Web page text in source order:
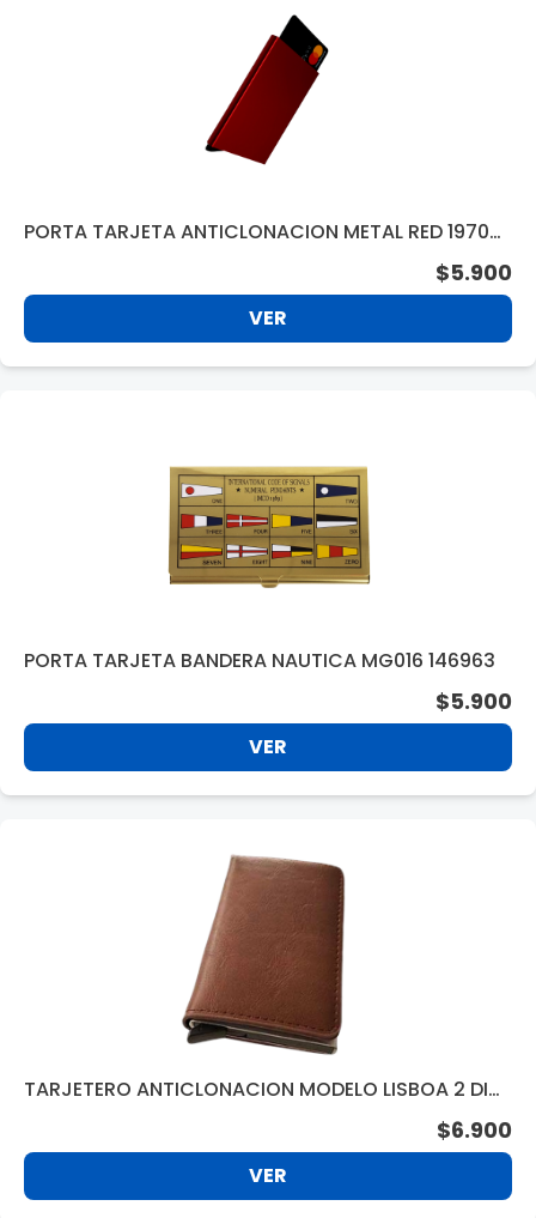
PORTA TARJETA ANTICLONACION METAL RED 19700
$5.900
VER
PORTA TARJETA BANDERA NAUTICA MG016 146963
$5.900
VER
TARJETERO ANTICLONACION MODELO LISBOA 2 DIV.
$6.900
VER